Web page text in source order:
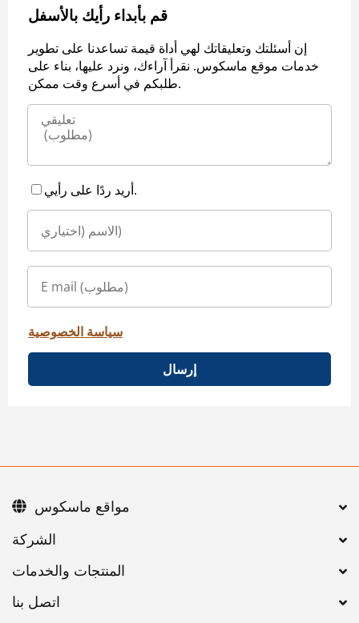
قم بأبداء رأيك بالأسفل
إن أسئلتك وتعليقاتك لهي أداة قيمة تساعدنا على تطوير
خدمات موقع ماسكوس. نقرأ آراءك، ونرد عليها، بناء على
طلبكم في أسرع وقت ممكن.
أريد ردًا على رأيي.
سياسة الخصوصية
إرسال
اتصل بنا
مواقع ماسكوس